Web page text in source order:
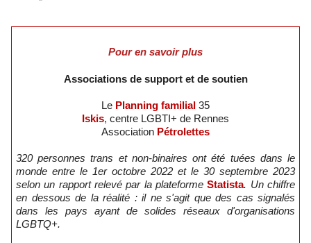
Pour en savoir plus
Associations de support et de soutien
Le Planning familial 35
Iskis, centre LGBTI+ de Rennes
Association Pétrolettes
320 personnes trans et non-binaires ont été tuées dans le
monde entre le 1er octobre 2022 et le 30 septembre 2023
selon un rapport relevé par la plateformeStatista. Un chiffre
en dessous de la réalité : il ne s'agit que des cas signalés
dans les pays ayant de solides réseaux d'organisations
LGBTQ+.